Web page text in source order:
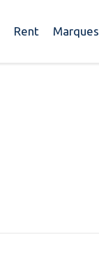
Rent Marques